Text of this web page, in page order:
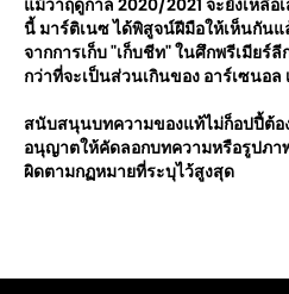
แม้ว่าฤดูกาล 2020/2021 จะยังเหลื
นี้ มาร์ติเนซ ได้พิสูจน์ฝีมือให้เห็นกัน
จากการเก็บ "เก็บชีท" ในศึกพรีเมียร์
กว่าที่จะเป็นส่วนเกินของ อาร์เซนอล
สนับสนุนบทความของแท้ไม่ก็อปปี้ต้
อนุญาตให้คัดลอกบทความหรือรูปภา
ผิดตามกฏหมายที่ระบุไว้สูงสุด